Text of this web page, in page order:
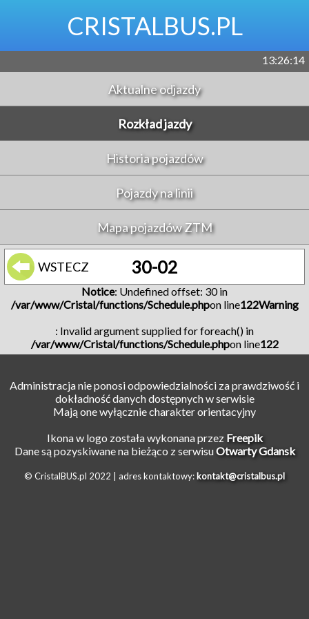
CRISTALBUS.PL
13:26:14
Aktualne odjazdy
Rozkład jazdy
Historia pojazdów
Pojazdy na linii
Mapa pojazdów ZTM
WSTECZ 30-02
Notice: Undefined offset: 30 in
/var/www/Cristal/functions/Schedule.phpon line122Warning
: Invalid argument supplied for foreach() in
/var/www/Cristal/functions/Schedule.phpon line122
Administracja nie ponosi odpowiedzialności za prawdziwość i
dokładność danych dostępnych w serwisie
Mają one wyłącznie charakter orientacyjny
Ikona w logo została wykonana przez Freepik
Dane są pozyskiwane na bieżąco z serwisuOtwarty Gdansk
© CristalBUS.pl 2022 | adres kontaktowy: kontakt@cristalbus.pl